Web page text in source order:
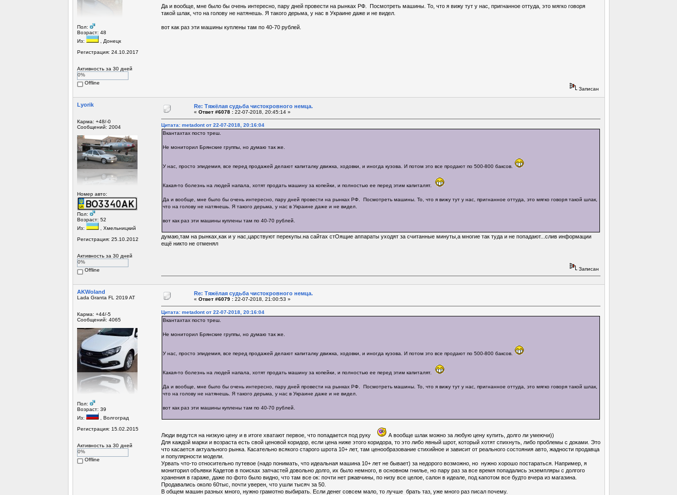
Пол:
Возраст: 48
Из:
, Донецк
Регистрация: 24.10.2017
Активность за 30 дней
0%
Offline
Да и вообще, мне было бы очень интересно, пару дней провести на рынках РФ. Посмотреть машины. То, что я вижу тут у нас, пригнанное оттуда, это мягко говоря
такой шлак, что на голову не натянешь. Я такого дерьма, у нас в Украине даже и не видел.
вот как раз эти машины куплены там по 40-70 рублей.
Записан
Lyorik
Карма: +48/-0
Сообщений: 2004
Номер авто:
Пол:
Возраст: 52
Из:
, Хмельницкий
Регистрация: 25.10.2012
Активность за 30 дней
0%
Offline
Re: Тяжёлая судьба чистокровного немца.
« Ответ #6078 :22-07-2018, 20:45:14 »
Цитата: metadont от 22-07-2018, 20:16:04
Вкантахтах посто треш.
Не мониторил Брянские группы, но думаю так же.
У нас, просто эпидемия, все перед продажей делают капиталку движка, ходовки, и иногда кузова. И потом это все продают по 500-800 баксов.
Какая-то болезнь на людей напала, хотят продать машину за копейки, и полностью ее перед этим капиталят.
Да и вообще, мне было бы очень интересно, пару дней провести на рынках РФ. Посмотреть машины. То, что я вижу тут у нас, пригнанное оттуда, это мягко говоря такой шлак,
что на голову не натянешь. Я такого дерьма, у нас в Украине даже и не видел.
вот как раз эти машины куплены там по 40-70 рублей.
думаю,там на рынках,как и у нас,царствуют перекупы.на сайтах стОящие аппараты уходят за считанные минуты,а многие так туда и не попадают...слив информации
ещё никто не отменял
Записан
AKWoland
Lada Granta FL 2019 AT
Карма: +44/-5
Сообщений: 4065
Пол:
Возраст: 39
Из:
, Волгоград
Регистрация: 15.02.2015
Активность за 30 дней
0%
Offline
Re: Тяжёлая судьба чистокровного немца.
« Ответ #6079 :22-07-2018, 21:00:53 »
Цитата: metadont от 22-07-2018, 20:16:04
Вкантахтах посто треш.
Не мониторил Брянские группы, но думаю так же.
У нас, просто эпидемия, все перед продажей делают капиталку движка, ходовки, и иногда кузова. И потом это все продают по 500-800 баксов.
Какая-то болезнь на людей напала, хотят продать машину за копейки, и полностью ее перед этим капиталят.
Да и вообще, мне было бы очень интересно, пару дней провести на рынках РФ. Посмотреть машины. То, что я вижу тут у нас, пригнанное оттуда, это мягко говоря такой шлак,
что на голову не натянешь. Я такого дерьма, у нас в Украине даже и не видел.
вот как раз эти машины куплены там по 40-70 рублей.
Люди ведутся на низкую цену и в итоге хватают первое, что попадается под руку
А вообще шлак можно за любую цену купить, долго ли умеючи))
Для каждой марки и возраста есть свой ценовой коридор, если цена ниже этого коридора, то это либо явный шрот, который хотят спихнуть, либо проблемы с доками. Это
что касается актуального рынка. Касательно всякого старого шрота 10+ лет, там ценообразование стихийное и зависит от реального состояния авто, жадности продавца
и популярности модели.
Урвать что-то относительно путевое (надо понимать, что идеальная машина 10+ лет не бывает) за недорого возможно, но нужно хорошо постараться. Например, я
мониторил объявки Кадетов в поисках запчастей довольно долго, их было немного, в основном гнилье, но пару раз за все время попадались экземпляры с долгого
хранения в гараже, даже по фото было видно, что там все ок: почти нет ржавчины, по низу все целое, салон в идеале, под капотом все будто вчера из магазина.
Продавались около 60тыс, почти уверен, что ушли тысяч за 50.
В общем машин разных много, нужно грамотно выбирать. Если денег совсем мало, то лучше брать таз, уже много раз писал почему.